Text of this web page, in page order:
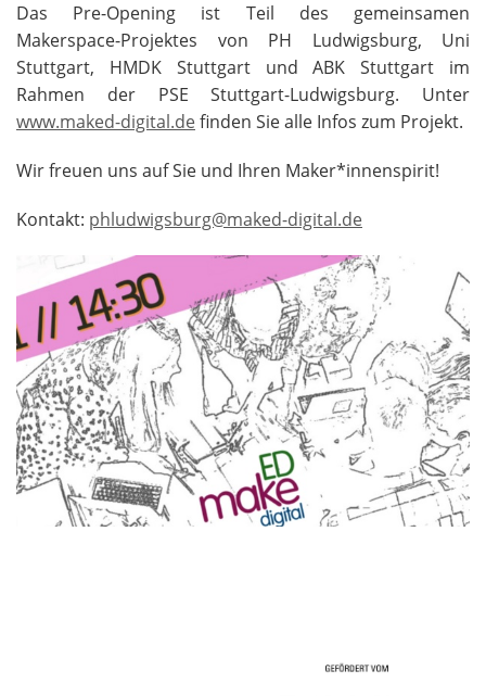
Das Pre-Opening ist Teil des gemeinsamen
Makerspace-Projektes von PH Ludwigsburg, Uni
Stuttgart, HMDK Stuttgart und ABK Stuttgart im
Rahmen der PSE Stuttgart-Ludwigsburg. Unter
www.maked-digital.definden Sie alle Infos zum Projekt.
Wir freuen uns auf Sie und Ihren Maker*innenspirit!
Kontakt: phludwigsburg@maked-digital.de